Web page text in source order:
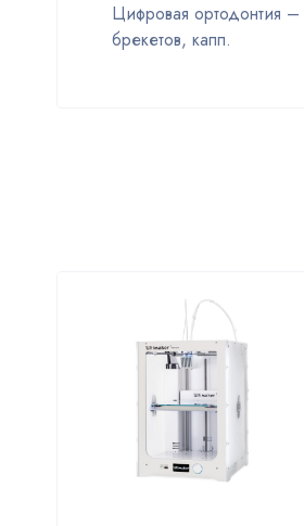
Цифровая ортодонтия
брекетов, капп.